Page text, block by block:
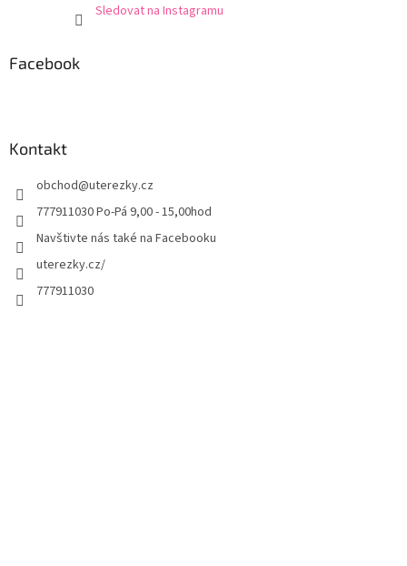
Sledovat na Instagramu
Facebook
Kontakt
obchod@uterezky.cz
777911030 Po-Pá 9,00 - 15,00hod
Navštivte nás také na Facebooku
uterezky.cz/
777911030